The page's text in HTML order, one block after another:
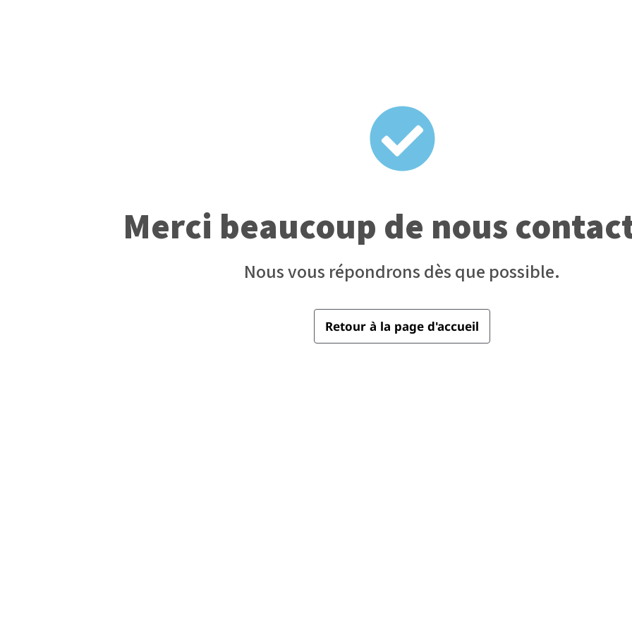
Merci beaucoup de nous
Nous vous répondrons dès que possible.
Retour à la page d'accueil